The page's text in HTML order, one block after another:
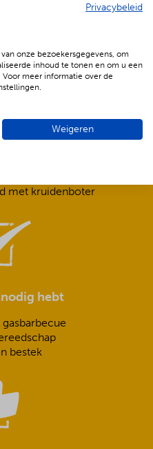
écht compleet!
met kruidenboter
hebt
bestek
Privacybeleid
onze bezoekersgegevens, om
inhoud te tonen en om u een
meer informatie over de
Weigeren